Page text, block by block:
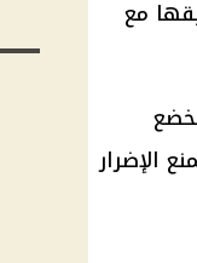
مع
الإضرار